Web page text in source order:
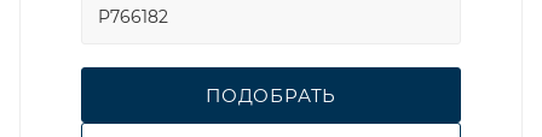
ПОДОБРАТЬ